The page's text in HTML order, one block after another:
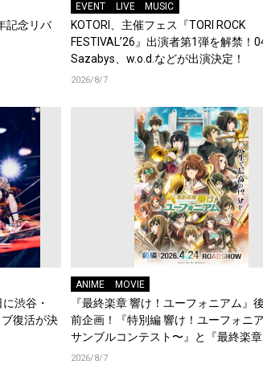
記念リバ
EVENT LIVE MUSIC
KOTORI、主催フェス『TORI ROCK
FESTIVAL’26』出演者第1弾を解禁！
Sazabys、w.o.d.などが出演決定！
2026/8/7
渋谷・
復活が決
ANIME MOVIE
『最終楽章 響け！ユーフォニアム』
前企画！『特別編 響け！ユーフォニ
サンブルコンテスト〜』と『最終楽章
ーフォニアム』前編の一挙上映が決定
2026/8/7